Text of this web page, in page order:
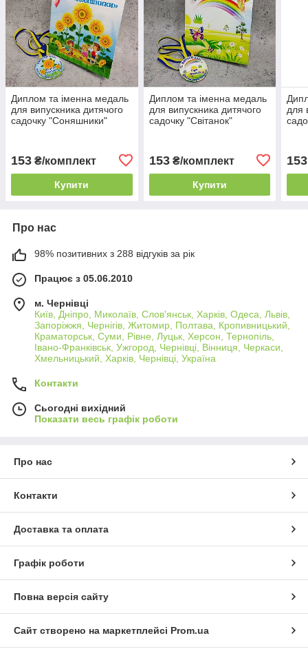
Диплом та іменна медаль
для випускника дитячого
садочку "Соняшники"
153 ₴/комплект
Купити
Диплом та іменна медаль
для випускника дитячого
садочку "Світанок"
153₴/комплект
Купити
для
153
Про нас
98% позитивних з 288 відгуків за рік
Працює з 05.06.2010
м. Чернівці
Київ, Дніпро, Миколаїв, Слов'янськ, Харків, Одеса, Львів,
Запоріжжя, Чернігів, Житомир, Полтава, Кропивницький,
Краматорськ, Суми, Рівне, Луцьк, Херсон, Тернопіль,
Івано-Франківськ, Ужгород, Чернівці, Вінниця, Черкаси,
Хмельницький, Харків, Чернівці, Україна
Контакти
Сьогодні вихідний
Показати весь графік роботи
Про нас
Контакти
Доставка та оплата
Графік роботи
Повна версія сайту
Сайт створено на маркетплейсі Prom.ua